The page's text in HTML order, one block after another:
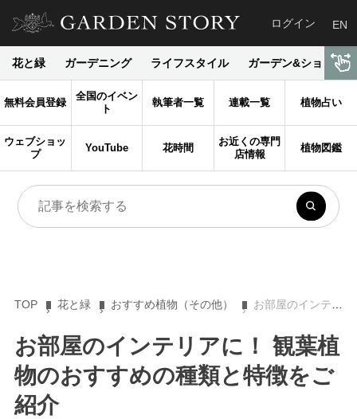
ログイン EN
花と緑 ガーデニング ライフスタイル ガーデン&ショップ
無料会員登録
全国のイベン
ト
執筆者一覧 連載一覧 植物占い
ウェブショッ
プ
YouTube 花時間
お近くの専門
店情報
植物図鑑
TOP 花と緑 おすすめ植物（その他） お部屋のインテリアに！ 観葉植物のおすすめの種類と特徴をご紹介
お部屋のインテリアに！ 観葉植
物のおすすめの種類と特徴をご
紹介